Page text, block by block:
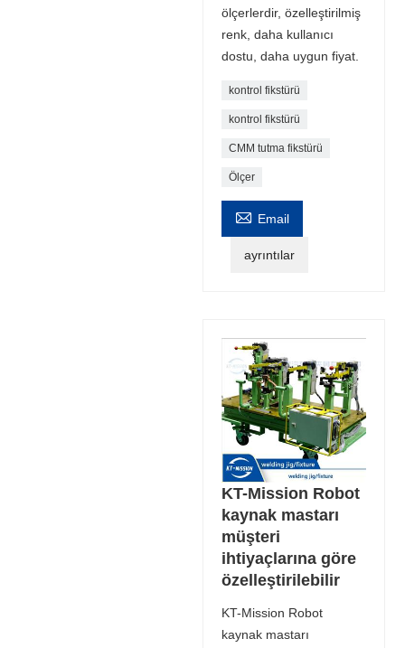
ölçerlerdir, özelleştirilmiş
renk, daha kullanıcı
dostu, daha uygun fiyat.
kontrol fikstürü
kontrol fikstürü
CMM tutma fikstürü
Ölçer
 Email
ayrıntılar
KT-Mission Robot
kaynak mastarı
müşteri
ihtiyaçlarına göre
özelleştirilebilir
KT-Mission Robot
kaynak mastarı